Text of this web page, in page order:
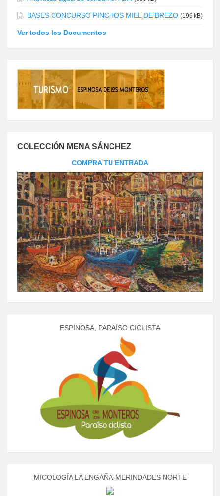
BASES CONCURSO PINCHOS MIEL DE BREZO (196 kB)
Ver todos los Documentos
COLECCIÓN MENA SÁNCHEZ
COMPRA TU ENTRADA
ESPINOSA, PARAÍSO CICLISTA
MICOLOGÍA LA ENGAÑA-MERINDADES NORTE